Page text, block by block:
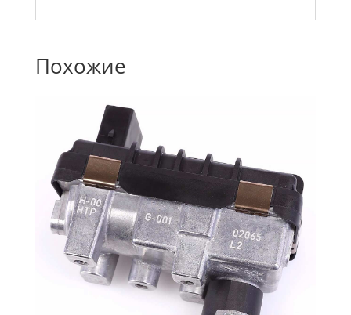
Похожие